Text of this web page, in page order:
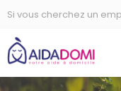
Si vous cherchez un